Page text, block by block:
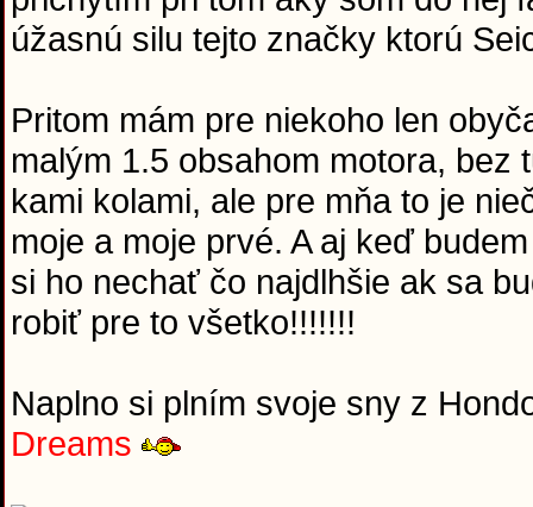
úžasnú silu tejto značky ktorú
Pritom mám pre niekoho len
malým 1.5 obsahom motora,
kami kolami, ale pre mňa to je
moje a moje prvé. A aj keď
si ho nechať čo najdlhšie ak sa
robiť pre to všetko!!!!!!!
Naplno si plním svoje sny z
Dreams